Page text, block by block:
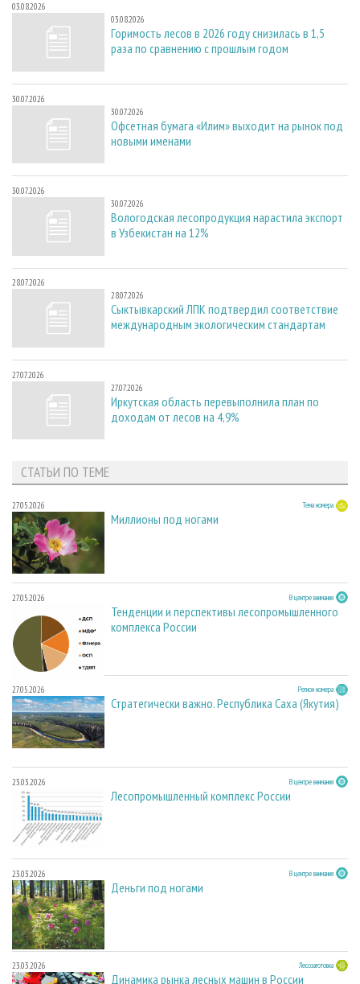
03.08.2026
03.08.2026
Горимость лесов в 2026 году снизилась в 1,5
раза по сравнению с прошлым годом
30.07.2026
30.07.2026
Офсетная бумага «Илим» выходит на рынок под
новыми именами
30.07.2026
30.07.2026
Вологодская лесопродукция нарастила экспорт
в Узбекистан на 12%
28.07.2026
28.07.2026
Сыктывкарский ЛПК подтвердил соответствие
международным экологическим стандартам
27.07.2026
27.07.2026
Иркутская область перевыполнила план по
доходам от лесов на 4,9%
СТАТЬИ ПО ТЕМЕ
27.05.2026 Тема номера
Миллионы под ногами
27.05.2026 В центре внимания
Тенденции и перспективы лесопромышленного
комплекса России
27.05.2026 Регион номера
Стратегически важно. Республика Саха (Якутия)
23.03.2026 В центре внимания
Лесопромышленный комплекс России
23.03.2026 В центре внимания
Деньги под ногами
23.03.2026 Лесозаготовка
Динамика рынка лесных машин в России